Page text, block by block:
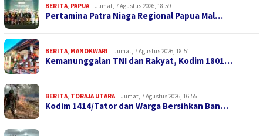
BERITA PAPUA Jumat, 7 Agustus 2026, 18:59
Pertamina Patra Niaga Regional Papua Mal…
BERITA MANOKWARI Jumat, 7 Agustus 2026, 18:51
Kemanunggalan TNI dan Rakyat, Kodim 1801…
BERITA TORAJA UTARA Jumat, 7 Agustus 2026, 16:55
Kodim 1414/Tator dan Warga Bersihkan Ban…